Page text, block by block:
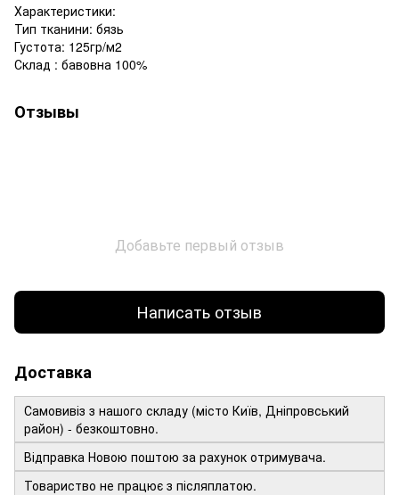
Характеристики:
Тип тканини: бязь
Густота: 125гр/м2
Склад : бавовна 100%
Отзывы
Добавьте первый отзыв
Написать отзыв
Доставка
Самовивіз з нашого складу (місто Київ, Дніпровський
район) - безкоштовно.
Відправка Новою поштою за рахунок отримувача.
Товариство не працює з післяплатою.